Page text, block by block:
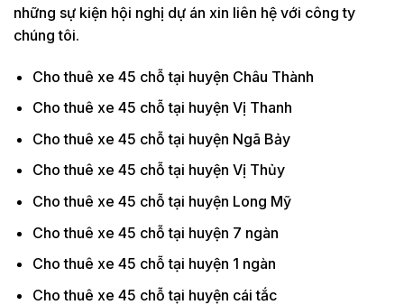
những sự kiện hội nghị dự án xin liên hệ với công ty
chúng tôi.
Cho thuê xe 45 chỗ tại huyện Châu Thành
Cho thuê xe 45 chỗ tại huyện Vị Thanh
Cho thuê xe 45 chỗ tại huyện Ngã Bảy
Cho thuê xe 45 chỗ tại huyện Vị Thủy
Cho thuê xe 45 chỗ tại huyện Long Mỹ
Cho thuê xe 45 chỗ tại huyện 7 ngàn
Cho thuê xe 45 chỗ tại huyện 1 ngàn
Cho thuê xe 45 chỗ tại huyện cái tắc